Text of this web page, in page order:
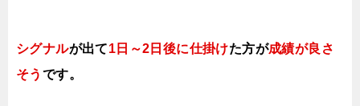
シグナルが出て1日～2日後に仕掛けた方が成績が良さ
そう です。